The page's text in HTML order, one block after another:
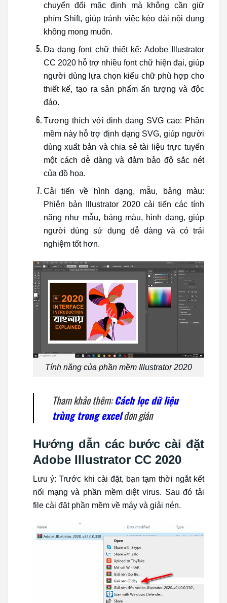
chuyển đổi mặc định mà không cần giữ
phím Shift, giúp tránh việc kéo dài nội dung
không mong muốn.
Đa dạng font chữ thiết kế: Adobe Illustrator
CC 2020 hỗ trợ nhiều font chữ hiện đại, giúp
người dùng lựa chọn kiểu chữ phù hợp cho
thiết kế, tạo ra sản phẩm ấn tượng và độc
đáo.
Tương thích với định dạng SVG cao: Phần
mềm này hỗ trợ định dạng SVG, giúp người
dùng xuất bản và chia sẻ tài liệu trực tuyến
một cách dễ dàng và đảm bảo độ sắc nét
của đồ họa.
Cải tiến về hình dạng, mẫu, bảng màu:
Phiên bản Illustrator 2020 cải tiến các tính
năng như mẫu, bảng màu, hình dạng, giúp
người dùng sử dụng dễ dàng và có trải
nghiệm tốt hơn.
Tính năng của phần mềm Illustrator 2020
Tham khảo thêm:Cách lọc dữ liệu
trùng trong excelđơn giản
Hướng dẫn các bước cài đặt
Adobe Illustrator CC 2020
Lưu ý: Trước khi cài đặt, bạn tạm thời ngắt kết
nối mạng và phần mềm diệt virus. Sau đó tải
file cài đặt phần mềm về máy và giải nén.